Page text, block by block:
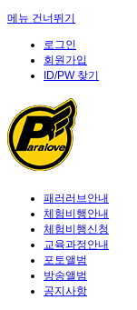
메뉴 건너뛰기
로그인
회원가입
ID/PW 찾기
패러러브안내
체험비행안내
체험비행신청
교육과정안내
포토앨범
방송앨범
공지사항